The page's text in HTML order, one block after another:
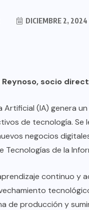
DICIEMBRE 2, 2024
Reynoso, socio
Artificial (IA) genera
de tecnología. Se
negocios
Tecnologías de la
continuo y
de producción y